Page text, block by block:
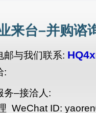
来台–并购谘
邮与我们联系:
:
务–接洽人:
WeChat ID: